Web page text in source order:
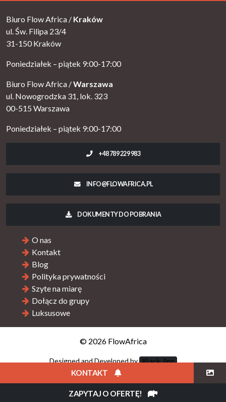
Biuro Flow Africa / Kraków
ul. Św. Filipa 23/4
31-150 Kraków
Poniedziałek – piątek 9:00-17:00
Biuro Flow Africa /Warszawa
ul. Nowogrodzka 31, lok. 323
00-515 Warszawa
Poniedziałek – piątek 9:00-17:00
+48 789 229 983
INFO@FLOWAFRICA.PL
DOKUMENTY DO POBRANIA
O nas
Kontakt
Blog
Polityka prywatności
Szyte na miarę
Dołącz do grupy
Luksusowe
© 2026 FlowAfrica
Designed and Developed by Black Dog
KONTAKT
ZAPYTAJ O OFERTĘ!